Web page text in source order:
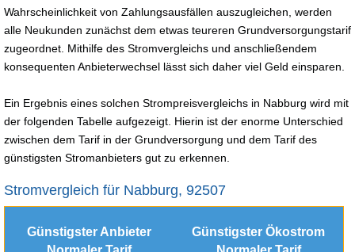
Wahrscheinlichkeit von Zahlungsausfällen auszugleichen, werden
alle Neukunden zunächst dem etwas teureren Grundversorgungstarif
zugeordnet. Mithilfe des Stromvergleichs und anschließendem
konsequenten Anbieterwechsel lässt sich daher viel Geld einsparen.
Ein Ergebnis eines solchen Strompreisvergleichs in Nabburg wird mit
der folgenden Tabelle aufgezeigt. Hierin ist der enorme Unterschied
zwischen dem Tarif in der Grundversorgung und dem Tarif des
günstigsten Stromanbieters gut zu erkennen.
Stromvergleich für Nabburg, 92507
Günstigster Anbieter
Günstigster Ökostrom